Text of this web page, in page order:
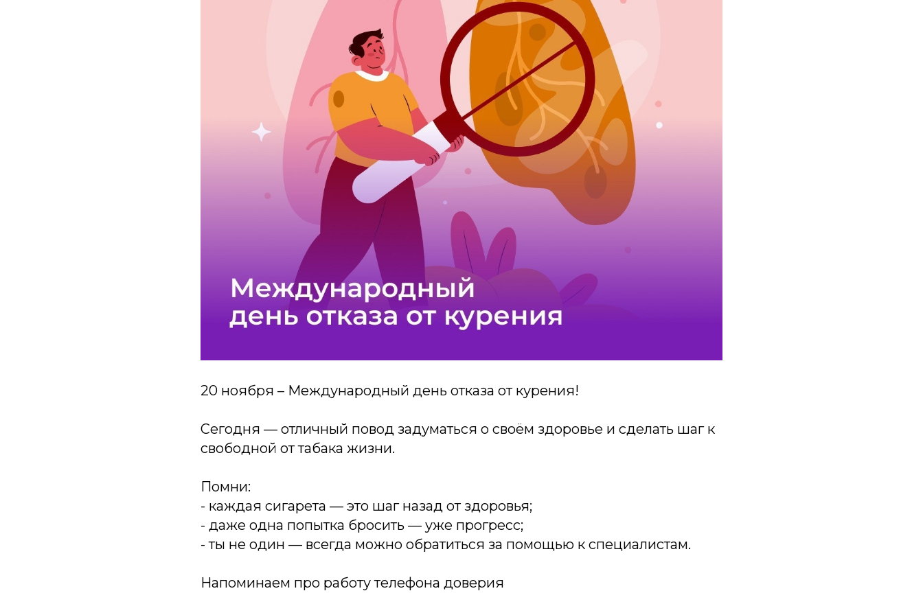
20 ноября – Международный день отказа от курения!
Сегодня — отличный повод задуматься о своём здоровье и сделать шаг к
свободной от табака жизни.
Помни:
- каждая сигарета — это шаг назад от здоровья;
- даже одна попытка бросить — уже прогресс;
- ты не один — всегда можно обратиться за помощью к специалистам.
Напоминаем про работу телефона доверия